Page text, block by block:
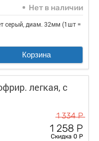
Нет в наличии
серый, диам. 32мм (1шт =
Корзина
легкая, с
1 334 Р
1 258 Р
Скидка 0 Р